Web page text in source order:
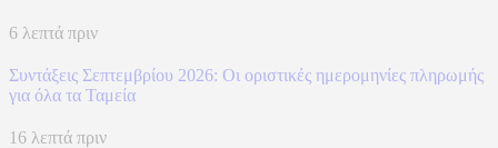
6 λεπτά πριν
Συντάξεις Σεπτεμβρίου 2026: Οι οριστικές ημερομηνίες πληρωμής
για όλα τα Ταμεία
16 λεπτά πριν